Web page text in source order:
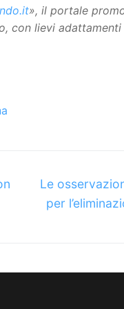
», il portale
con lievi
Articolo
successivo:
Le
per